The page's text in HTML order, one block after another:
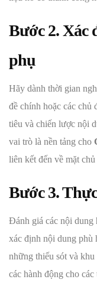
Bước 2. Xác
phụ
Hãy dành thời gian
đề chính hoặc các chủ
tiêu và chiến lược nội
vai trò là nền tảng cho
liên kết đến về mặt chủ
Bước 3.
Đánh giá các nội dung
xác định nội dung phù
những thiếu sót và
các hành động cho